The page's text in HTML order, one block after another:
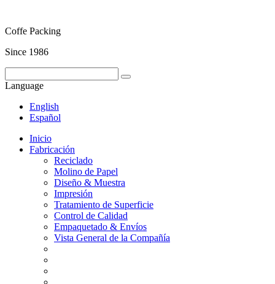
Coffe Packing
Since 1986
Language
English
Español
Inicio
Fabricación
Reciclado
Molino de Papel
Diseño & Muestra
Impresión
Tratamiento de Superficie
Control de Calidad
Empaquetado & Envíos
Vista General de la Compañía